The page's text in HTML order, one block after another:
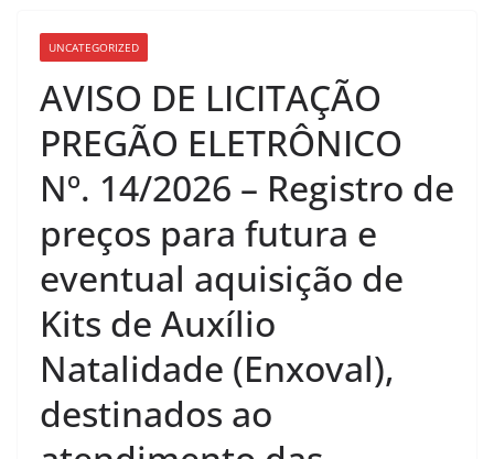
UNCATEGORIZED
AVISO DE LICITAÇÃO
PREGÃO ELETRÔNICO
Nº. 14/2026 – Registro de
preços para futura e
eventual aquisição de
Kits de Auxílio
Natalidade (Enxoval),
destinados ao